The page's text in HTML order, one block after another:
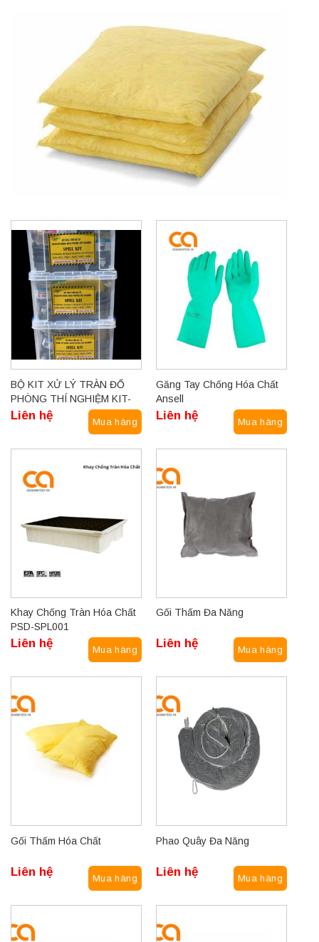
BỘ KIT XỬ LÝ TRÀN ĐỔ
PHÒNG THÍ NGHIỆM KIT-
XN
Liên hệ Mua hàng
Găng Tay Chống Hóa Chất
Ansell
Liên hệ Mua hàng
Khay Chống Tràn Hóa Chất
PSD-SPL001
Liên hệ Mua hàng
Gối Thấm Đa Năng
Liên hệ Mua hàng
Gối Thấm Hóa Chất
Liên hệ Mua hàng
Phao Quây Đa Năng
Liên hệ Mua hàng